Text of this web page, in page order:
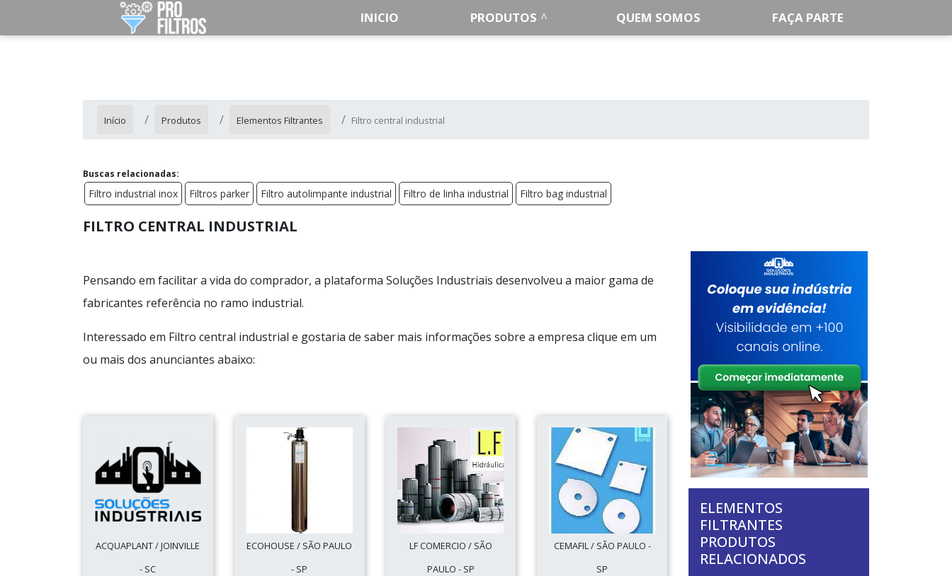
INICIO PRODUTOS QUEM SOMOS FAÇA PARTE
Início Produtos Elementos Filtrantes Filtro central industrial
Buscas relacionadas:
Filtro industrial inox Filtros parker Filtro autolimpante industrial Filtro de linha industrial Filtro bag industrial
FILTRO CENTRAL INDUSTRIAL
Pensando em facilitar a vida do comprador, a plataforma Soluções Industriais desenvolveu a maior gama de
fabricantes referência no ramo industrial.
Interessado em Filtro central industrial e gostaria de saber mais informações sobre a empresa clique em um
ou mais dos anunciantes abaixo:
ACQUAPLANT / JOINVILLE
- SC
ECOHOUSE / SÃO PAULO
- SP
LF COMERCIO / SÃO
PAULO - SP
CEMAFIL / SÃO PAULO -
SP
ELEMENTOS
FILTRANTES
PRODUTOS
RELACIONADOS